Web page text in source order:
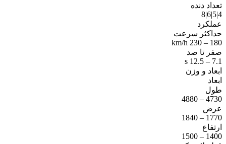
تعداد دنده
4|5|6|8
عملکرد
حداکثر سرعت
180 – 230 km/h
صفر تا صد
7.1 – 12.5 s
ابعاد و وزن
ابعاد
طول
4730 – 4880
عرض
1770 – 1840
ارتفاع
1400 – 1500